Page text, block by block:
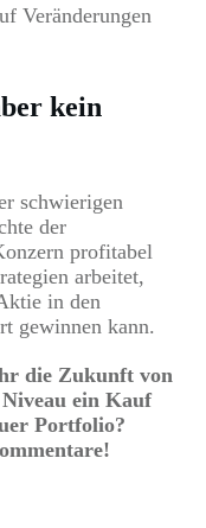
Veränderungen
kein
schwierigen
der
profitabel
arbeitet,
in den
gewinnen kann.
die Zukunft von
ein Kauf
Portfolio?